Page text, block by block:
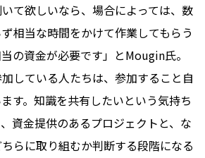
いて欲しいなら、場合によっては、数
相当な時間をかけて作業してもらう
の資金が必要です」とMougin氏。
加している人たちは、参加すること自
す。知識を共有したいという気持ち
資金提供のあるプロジェクトと、な
らに取り組むか判断する段階になる